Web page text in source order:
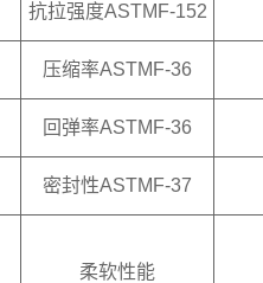
抗拉强度ASTMF-152
压缩率ASTMF-36
回弹率ASTMF-36
密封性ASTMF-37
柔软性能